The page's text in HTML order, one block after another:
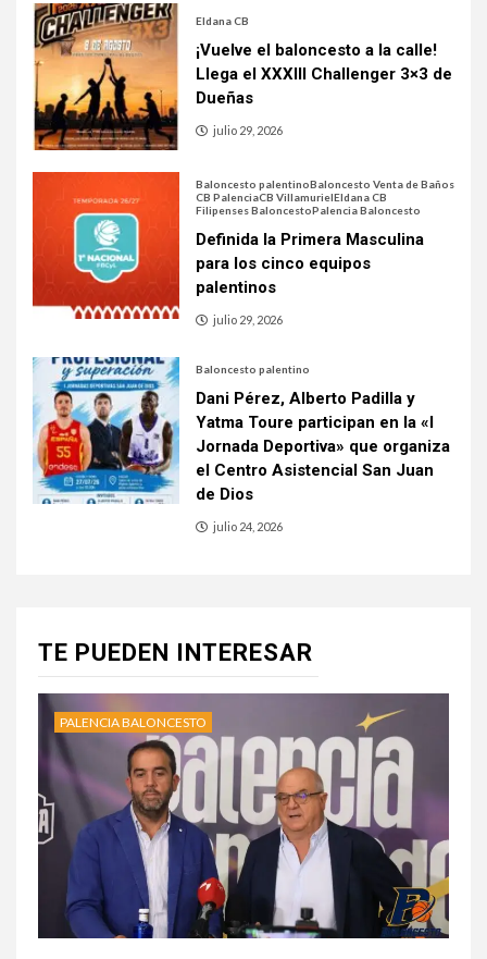
Eldana CB
¡Vuelve el baloncesto a la calle!
Llega el XXXIII Challenger 3×3 de
Dueñas
julio 29, 2026
Baloncesto palentinoBaloncesto Venta de Baños
CB PalenciaCB VillamurielEldana CB
Filipenses BaloncestoPalencia Baloncesto
Definida la Primera Masculina
para los cinco equipos
palentinos
julio 29, 2026
Baloncesto palentino
Dani Pérez, Alberto Padilla y
Yatma Toure participan en la «I
Jornada Deportiva» que organiza
el Centro Asistencial San Juan
de Dios
julio 24, 2026
TE PUEDEN INTERESAR
PALENCIA BALONCESTO